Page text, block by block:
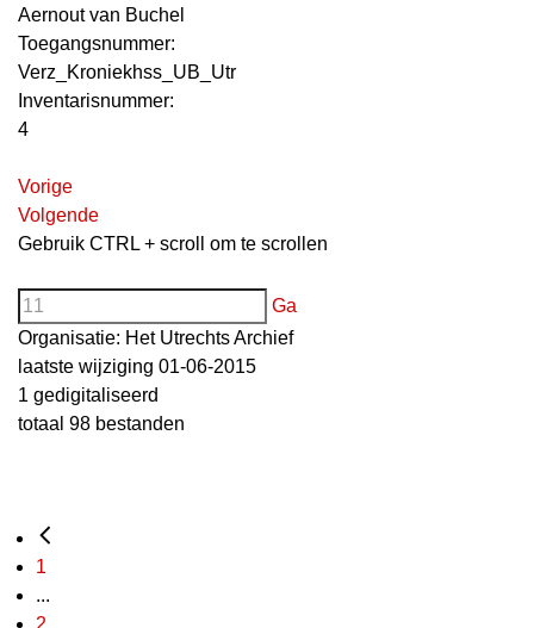
Aernout van Buchel
Toegangsnummer:
Verz_Kroniekhss_UB_Utr
Inventarisnummer:
4
Vorige
Volgende
Gebruik CTRL + scroll om te scrollen
Ga
Organisatie: Het Utrechts Archief
laatste wijziging 01-06-2015
1 gedigitaliseerd
totaal 98 bestanden
1
...
2